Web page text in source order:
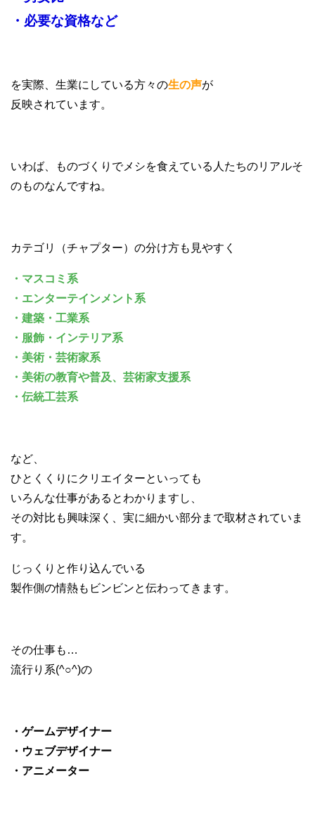
・必要な資格など
を実際、生業にしている方々の生の声が
反映されています。
いわば、ものづくりでメシを食えている人たちのリアルそ
のものなんですね。
カテゴリ（チャプター）の分け方も見やすく
・マスコミ系
・エンターテインメント系
・建築・工業系
・服飾・インテリア系
・美術・芸術家系
・美術の教育や普及、芸術家支援系
・伝統工芸系
など、
ひとくくりにクリエイターといっても
いろんな仕事があるとわかりますし、
その対比も興味深く、実に細かい部分まで取材されていま
す。
じっくりと作り込んでいる
製作側の情熱もビンビンと伝わってきます。
その仕事も…
流行り系(^○^)の
・ゲームデザイナー
・ウェブデザイナー
・アニメーター